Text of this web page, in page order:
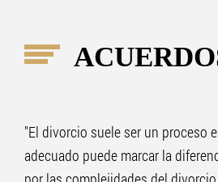
"El divorcio suele ser un proceso
adecuado puede marcar la